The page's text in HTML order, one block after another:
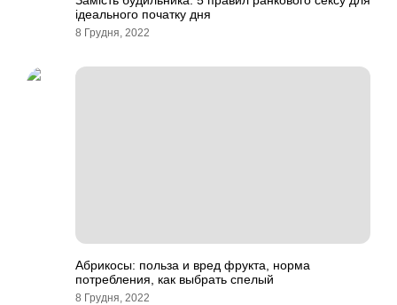
ідеального початку дня
8 Грудня, 2022
Абрикосы: польза и вред фрукта, норма
потребления, как выбрать спелый
8 Грудня, 2022